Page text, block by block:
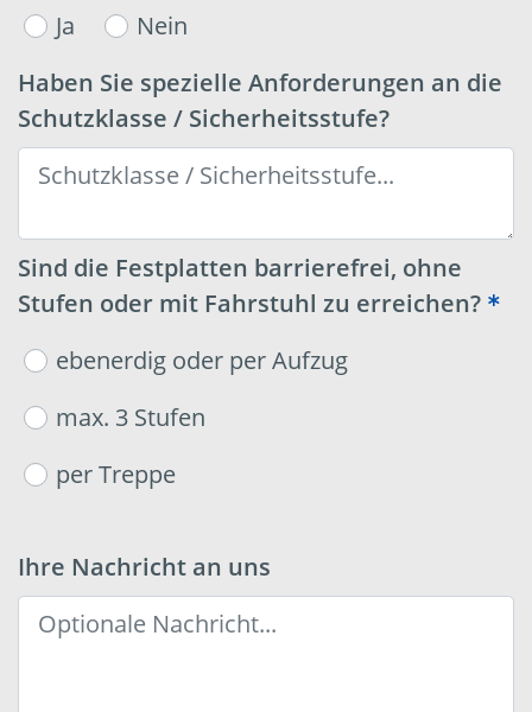
Ja
Nein
Haben Sie spezielle Anforderungen an die
Schutzklasse / Sicherheitsstufe?
Sind die Festplatten barrierefrei, ohne
Stufen oder mit Fahrstuhl zu erreichen?
ebenerdig oder per Aufzug
max. 3 Stufen
per Treppe
Ihre Nachricht an uns